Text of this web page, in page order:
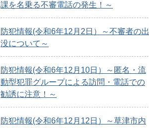
課を名乗る不審電話の発生！～
防犯情報(令和6年12月2日）～不審者の出
没について～
防犯情報(令和6年12月10日）～匿名・流
動型犯罪グループによる訪問・電話での
勧誘に注意！～
防犯情報(令和6年12月12日）～草津市内